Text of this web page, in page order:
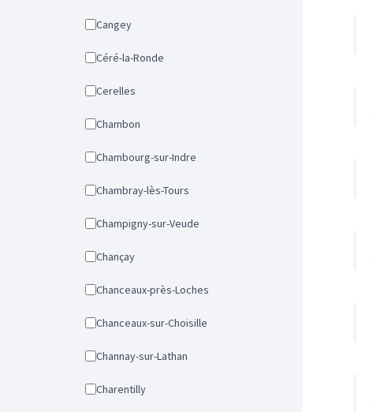
Cangey
Céré-la-Ronde
Cerelles
Chambon
Chambourg-sur-Indre
Chambray-lès-Tours
Champigny-sur-Veude
Chançay
Chanceaux-près-Loches
Chanceaux-sur-Choisille
Channay-sur-Lathan
Charentilly